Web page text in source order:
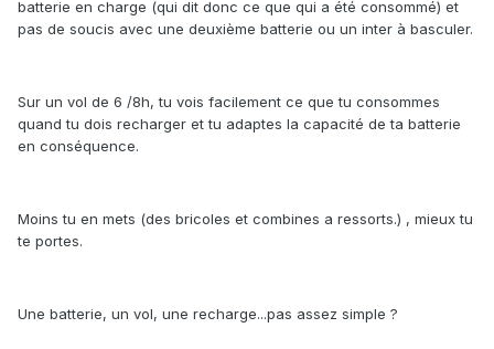
batterie en charge (qui dit donc ce que qui a été consommé) et
pas de soucis avec une deuxième batterie ou un inter à basculer.
Sur un vol de 6 /8h, tu vois facilement ce que tu consommes
quand tu dois recharger et tu adaptes la capacité de ta batterie
en conséquence.
Moins tu en mets (des bricoles et combines a ressorts.) , mieux tu
te portes.
Une batterie, un vol, une recharge...pas assez simple ?